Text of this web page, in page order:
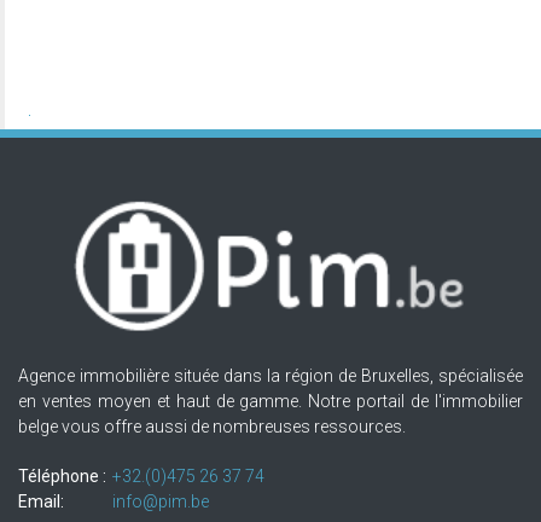
Agence immobilière située dans la région de Bruxelles, spécialisée
en ventes moyen et haut de gamme. Notre portail de l'immobilier
belge vous offre aussi de nombreuses ressources.
Téléphone : +32.(0)475 26 37 74
Email:
info@pim.be